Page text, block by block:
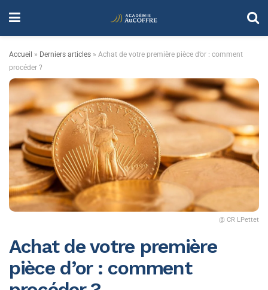
Accueil » Derniers articles » Achat de votre première pièce d’or : comment
procéder ?
@ CR LPettet
Achat de votre première
pièce d’or : comment